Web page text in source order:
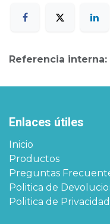
Referencia interna:
Enlaces útiles
Inicio
Productos
Preguntas
Politica de
Politica de Privacidad